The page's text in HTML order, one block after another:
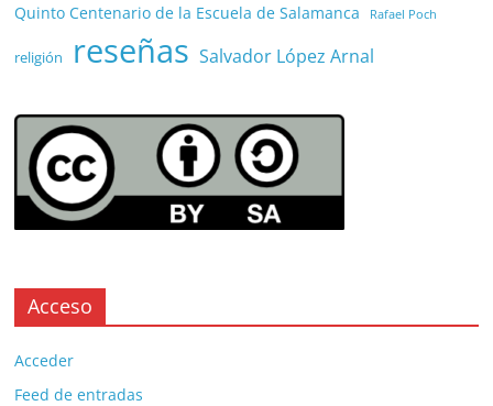
Quinto Centenario de la Escuela de Salamanca Rafael Poch
religión reseñas Salvador López Arnal
Acceso
Acceder
Feed de entradas